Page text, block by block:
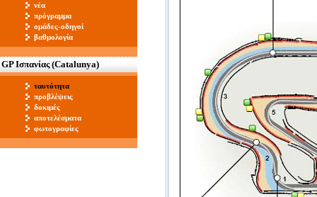
νέα
πρόγραμμα
ομάδες-οδηγοί
βαθμολογία
GP Ισπανίας (Catalunya)
ταυτότητα
προβλέψεις
δοκιμές
αποτελέσματα
φωτογραφίες